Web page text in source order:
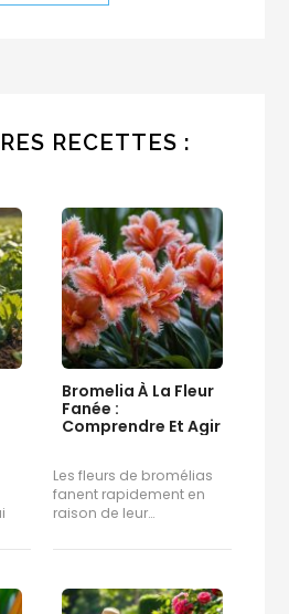
RECETTES :
Bromelia À La Fleur
Fanée :
Comprendre Et Agir
Les fleurs de bromélias
fanent rapidement en
raison de leur…